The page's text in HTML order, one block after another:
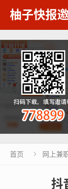
柚子快报
首页  网上兼
抖